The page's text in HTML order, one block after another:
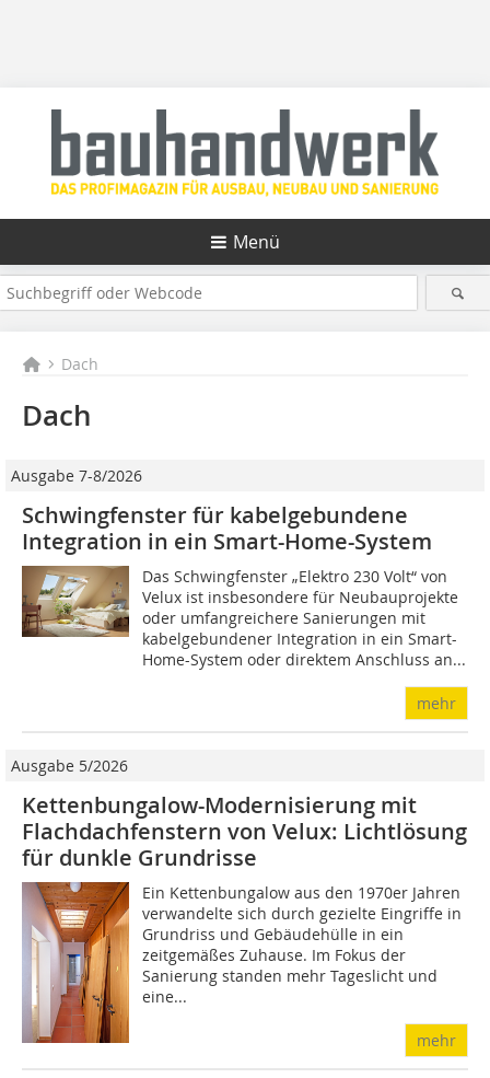
Menü
Dach
Dach
Ausgabe 7-8/2026
Schwingfenster für kabelgebundene
Integration in ein Smart-Home-System
Das Schwingfenster „Elektro 230 Volt“ von
Velux ist insbesondere für Neubauprojekte
oder umfangreichere Sanierungen mit
kabelgebundener Integration in ein Smart-
Home-System oder direktem Anschluss an...
mehr
Ausgabe 5/2026
Kettenbungalow-Modernisierung mit
Flachdachfenstern von Velux: Lichtlösung
für dunkle Grundrisse
Ein Kettenbungalow aus den 1970er Jahren
verwandelte sich durch gezielte Eingriffe in
Grundriss und Gebäudehülle in ein
zeitgemäßes Zuhause. Im Fokus der
Sanierung standen mehr Tageslicht und
eine...
mehr